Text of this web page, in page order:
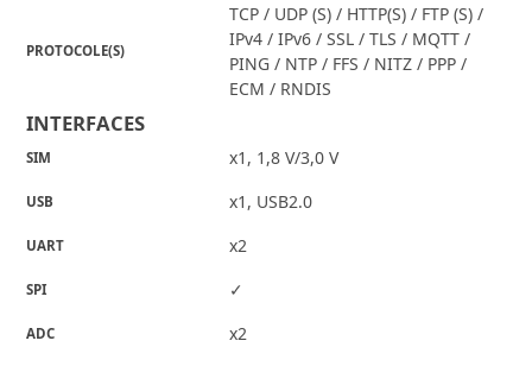
PROTOCOLE(S)
TCP / UDP (S) / HTTP(S) / FTP (S) /
IPv4 / IPv6 / SSL / TLS / MQTT /
PING / NTP / FFS / NITZ / PPP /
ECM / RNDIS
INTERFACES
SIM x1, 1,8 V/3,0 V
USB x1, USB2.0
UART x2
SPI ✓
ADC
x2